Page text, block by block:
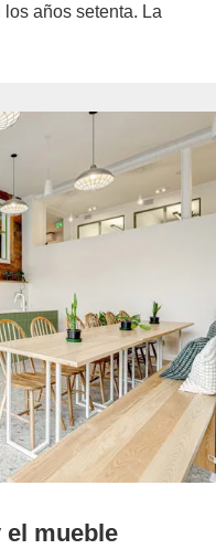
años setenta. La
el mueble